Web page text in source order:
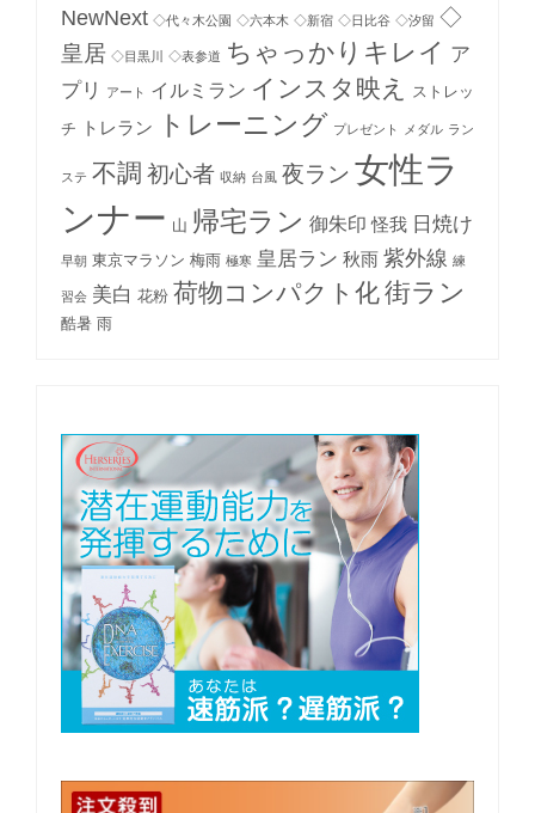
NewNext ◇代々木公園 ◇六本木 ◇新宿 ◇日比谷 ◇汐留 ◇
皇居 ◇目黒川 ◇表参道 ちゃっかりキレイ ア
プリ
アート イルミラン インスタ映え ストレッ
チ トレラン トレーニング プレゼント メダル ラン
ステ 不調 初心者 収納 台風 夜ラン 女性ラ
ンナー 山 帰宅ラン 御朱印 怪我 日焼け
早朝 東京マラソン 梅雨 極寒 皇居ラン 秋雨 紫外線 練
習会 美白 花粉 荷物コンパクト化街ラン
酷暑 雨